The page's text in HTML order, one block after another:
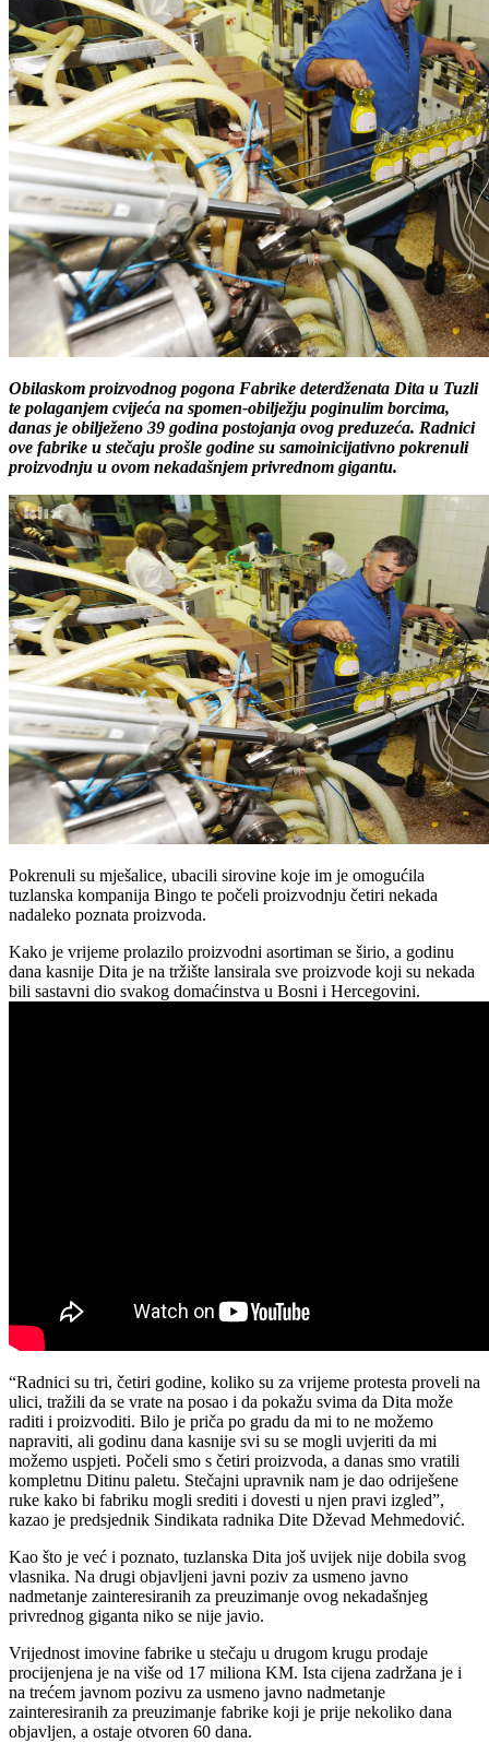
Obilaskom proizvodnog pogona Fabrike deterdženata Dita u Tuzli
te polaganjem cvijeća na spomen-obilježju poginulim borcima,
danas je obilježeno 39 godina postojanja ovog preduzeća. Radnici
ove fabrike u stečaju prošle godine su samoinicijativno pokrenuli
proizvodnju u ovom nekadašnjem privrednom gigantu.
Pokrenuli su mješalice, ubacili sirovine koje im je omogućila
tuzlanska kompanija Bingo te počeli proizvodnju četiri nekada
nadaleko poznata proizvoda.
Kako je vrijeme prolazilo proizvodni asortiman se širio, a godinu
dana kasnije Dita je na tržište lansirala sve proizvode koji su nekada
bili sastavni dio svakog domaćinstva u Bosni i Hercegovini.
“Radnici su tri, četiri godine, koliko su za vrijeme protesta proveli na
ulici, tražili da se vrate na posao i da pokažu svima da Dita može
raditi i proizvoditi. Bilo je priča po gradu da mi to ne možemo
napraviti, ali godinu dana kasnije svi su se mogli uvjeriti da mi
možemo uspjeti. Počeli smo s četiri proizvoda, a danas smo vratili
kompletnu Ditinu paletu. Stečajni upravnik nam je dao odriješene
ruke kako bi fabriku mogli srediti i dovesti u njen pravi izgled”,
kazao je predsjednik Sindikata radnika Dite Dževad Mehmedović.
Kao što je već i poznato, tuzlanska Dita još uvijek nije dobila svog
vlasnika. Na drugi objavljeni javni poziv za usmeno javno
nadmetanje zainteresiranih za preuzimanje ovog nekadašnjeg
privrednog giganta niko se nije javio.
Vrijednost imovine fabrike u stečaju u drugom krugu prodaje
procijenjena je na više od 17 miliona KM. Ista cijena zadržana je i
na trećem javnom pozivu za usmeno javno nadmetanje
zainteresiranih za preuzimanje fabrike koji je prije nekoliko dana
objavljen, a ostaje otvoren 60 dana.